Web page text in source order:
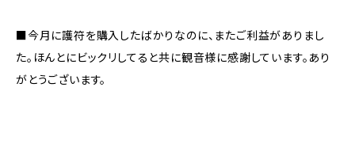
■今月に護符を購入したばかりなのに、またご利益がありまし
た。ほんとにビックリしてると共に観音様に感謝しています。あり
がとうございます。